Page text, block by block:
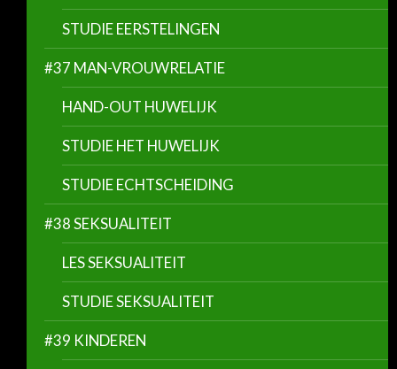
STUDIE EERSTELINGEN
#37 MAN-VROUWRELATIE
HAND-OUT HUWELIJK
STUDIE HET HUWELIJK
STUDIE ECHTSCHEIDING
#38 SEKSUALITEIT
LES SEKSUALITEIT
STUDIE SEKSUALITEIT
#39 KINDEREN